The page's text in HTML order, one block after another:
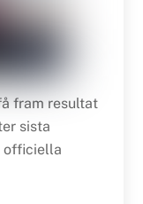
fram resultat
sista
officiella